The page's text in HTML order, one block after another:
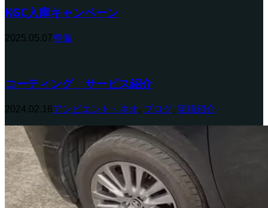
KGC入庫キャンペーン
2025.05.07整備
コーティング サービス紹介
2024.02.16アンビエント・ネオ, ブログ, 実績紹介